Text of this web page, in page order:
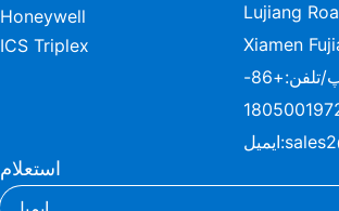
Honeywell
ICS Triplex
Lujiang
Xiamen
تلفن:
+86-
ایمیل:
استعلام